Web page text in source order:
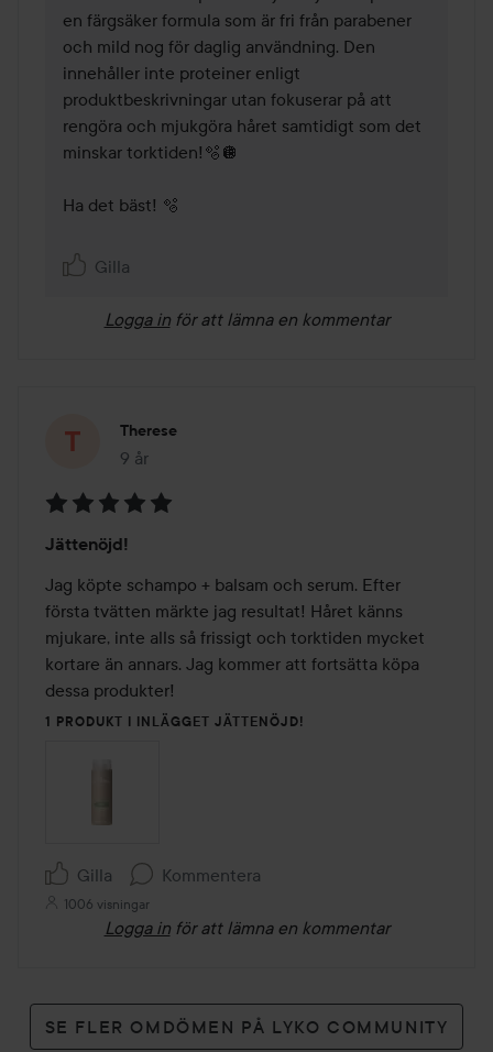
en färgsäker formula som är fri från parabener
och mild nog för daglig användning. Den
innehåller inte proteiner enligt
produktbeskrivningar utan fokuserar på att
rengöra och mjukgöra håret samtidigt som det
minskar torktiden!🫧🪩
Ha det bäst! 🫧
Gilla
Logga in för att lämna en kommentar
Therese
9 år
Inlägget skapades 9 år
5
av
5
Jättenöjd!
Jag köpte schampo + balsam och serum. Efter
första tvätten märkte jag resultat! Håret känns
mjukare, inte alls så frissigt och torktiden mycket
kortare än annars. Jag kommer att fortsätta köpa
dessa produkter!
1 PRODUKT I INLÄGGET JÄTTENÖJD!
Gilla Kommentera
1006 visningar
Logga in för att lämna en kommentar
SE FLER OMDÖMEN PÅ LYKO COMMUNITY